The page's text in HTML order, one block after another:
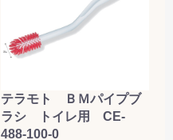
テラモト ＢＭパイプブ
ラシ トイレ用 CE-
488-100-0